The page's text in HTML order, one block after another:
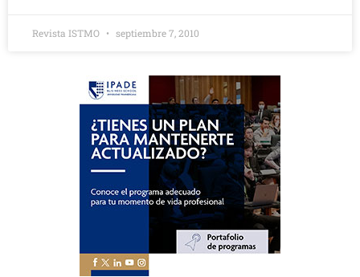
Revista ISTMO septiembre 7, 2010